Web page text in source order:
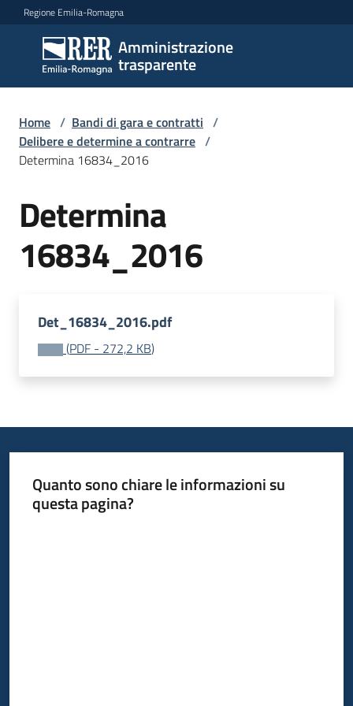
Vai al contenuto
Vai alla navigazione
Vai al footer
Regione Emilia-Romagna
Amministrazione
trasparente
Amministrazione
trasparente
Sottosezioni
Accesso
Home / Bandi di gara e contratti /
Delibere e determine a contrarre /
Determina 16834_2016
Determina
16834_2016
Det_16834_2016.pdf
(PDF - 272,2 KB)
Quanto sono chiare le informazioni su
questa pagina?